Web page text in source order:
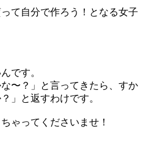
て自分で作ろう！となる女子
です。
〜？」と言ってきたら、すか
」と返すわけです。
ゃってくださいませ！